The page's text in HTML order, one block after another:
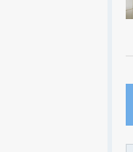
クリッ
クリッ